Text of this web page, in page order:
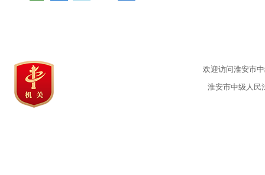
欢迎访问淮安市
淮安市中级人